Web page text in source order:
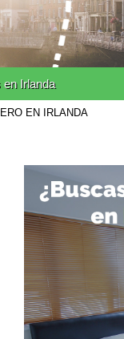
en Irlanda
EN IRLANDA